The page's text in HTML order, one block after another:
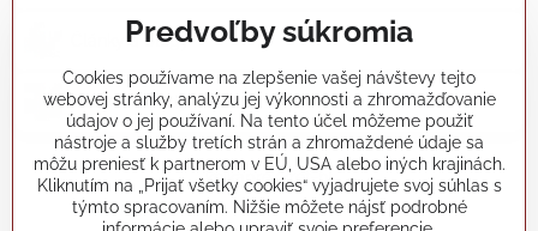
Články a blogy
Rady a návody
koikapre/?ref=hl
Predvoľby súkromia
Cookies používame na zlepšenie vašej návštevy tejto
webovej stránky, analýzu jej výkonnosti a zhromažďovanie
údajov o jej používaní. Na tento účel môžeme použiť
nástroje a služby tretích strán a zhromaždené údaje sa
môžu preniesť k partnerom v EÚ, USA alebo iných krajinách.
Kliknutím na „Prijať všetky cookies“ vyjadrujete svoj súhlas s
týmto spracovaním. Nižšie môžete nájsť podrobné